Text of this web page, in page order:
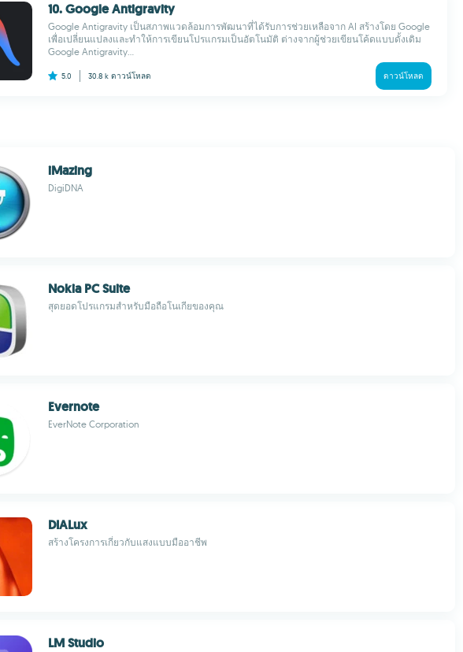
10. Google Antigravity
Google Antigravity เป็นสภาพแวดล้อมการพัฒนาที่ได้รับการช่วยเหลือจาก AI สร้างโดย Google
เพื่อเปลี่ยนแปลงและทำให้การเขียนโปรแกรมเป็นอัตโนมัติ ต่างจากผู้ช่วยเขียนโค้ดแบบดั้งเดิม
Google Antigravity...
5.0 30.8 k ดาวน์โหลด ดาวน์โหลด
iMazing
DigiDNA
Nokia PC Suite
สุดยอดโปรแกรมสำหรับมือถือโนเกียของคุณ
Evernote
EverNote Corporation
DIALux
สร้างโครงการเกี่ยวกับแสงแบบมืออาชีพ
LM Studio